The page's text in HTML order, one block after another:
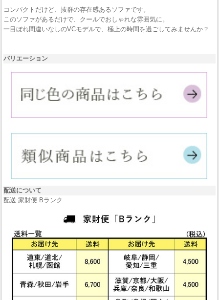
コンパクトだけど、抜群の存在感あるソファです。
このソファがあるだけで、クールでおしゃれな雰囲気に。
一目ぼれ間違いなしのVCモデルで、極上の時間を過ごしてみませんか？
バリエーション
配送について
配送:家財便 Bランク